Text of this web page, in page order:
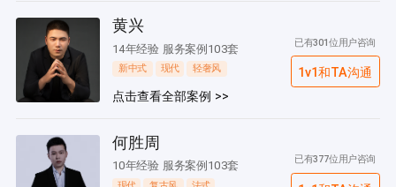
黄兴
14年经验 服务案例103套
新中式 现代 轻奢风
点击查看全部案例 >>
已有301位用户咨询
1v1和TA沟通
何胜周
10年经验 服务案例103套 已有377位用户咨询